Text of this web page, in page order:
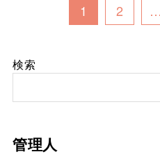
1 2 …
検索
管理人